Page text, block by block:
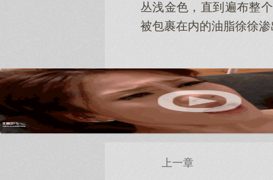
丛浅金色，直到遍布整
被包裹在内的油脂徐徐
x
上一章